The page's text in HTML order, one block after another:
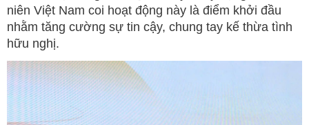
niên Việt Nam coi hoạt động này là điểm khởi đầu
nhằm tăng cường sự tin cậy, chung tay kế thừa tình
hữu nghị.